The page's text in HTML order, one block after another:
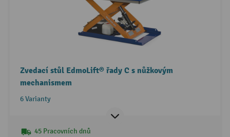
Zvedací stůl EdmoLift® řady C s nůžkovým
mechanismem
6 Varianty
45 Pracovních dnů